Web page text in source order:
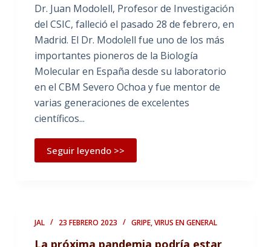
Dr. Juan Modolell, Profesor de Investigación
del CSIC, falleció el pasado 28 de febrero, en
Madrid. El Dr. Modolell fue uno de los más
importantes pioneros de la Biología
Molecular en España desde su laboratorio
en el CBM Severo Ochoa y fue mentor de
varias generaciones de excelentes
científicos...
Seguir leyendo >>
JAL 23 FEBRERO 2023 GRIPE,VIRUS EN GENERAL
La próxima pandemia podría estar